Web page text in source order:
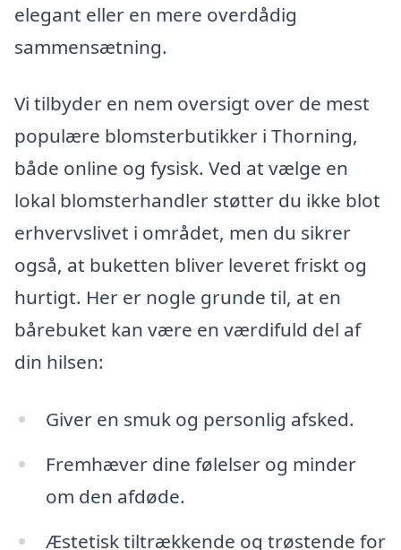
elegant eller en mere overdådig
sammensætning.
Vi tilbyder en nem oversigt over de mest
populære blomsterbutikker i Thorning,
både online og fysisk. Ved at vælge en
lokal blomsterhandler støtter du ikke blot
erhvervslivet i området, men du sikrer
også, at buketten bliver leveret friskt og
hurtigt. Her er nogle grunde til, at en
bårebuket kan være en værdifuld del af
din hilsen:
Giver en smuk og personlig afsked.
Fremhæver dine følelser og minder
om den afdøde.
Æstetisk tiltrækkende og trøstende for